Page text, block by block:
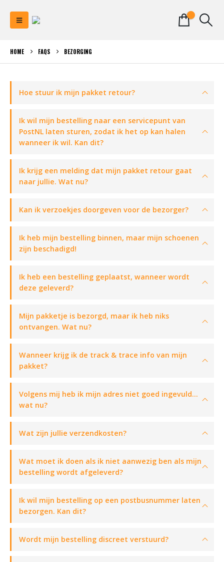
HOME FAQS BEZORGING
Hoe stuur ik mijn pakket retour?
Ik wil mijn bestelling naar een servicepunt van
PostNL laten sturen, zodat ik het op kan halen
wanneer ik wil. Kan dit?
Ik krijg een melding dat mijn pakket retour gaat
naar jullie. Wat nu?
Kan ik verzoekjes doorgeven voor de bezorger?
Ik heb mijn bestelling binnen, maar mijn schoenen
zijn beschadigd!
Ik heb een bestelling geplaatst, wanneer wordt
deze geleverd?
Mijn pakketje is bezorgd, maar ik heb niks
ontvangen. Wat nu?
Wanneer krijg ik de track & trace info van mijn
pakket?
Volgens mij heb ik mijn adres niet goed ingevuld…
wat nu?
Wat zijn jullie verzendkosten?
Wat moet ik doen als ik niet aanwezig ben als mijn
bestelling wordt afgeleverd?
Ik wil mijn bestelling op een postbusnummer laten
bezorgen. Kan dit?
Wordt mijn bestelling discreet verstuurd?